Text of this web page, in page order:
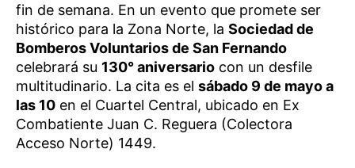
fin de semana. En un evento que promete ser
histórico para la Zona Norte, la Sociedad de
Bomberos Voluntarios de San Fernando
celebrará su 130° aniversario con un desfile
multitudinario. La cita es el sábado 9 de mayo a
las 10 en el Cuartel Central, ubicado en Ex
Combatiente Juan C. Reguera (Colectora
Acceso Norte) 1449.